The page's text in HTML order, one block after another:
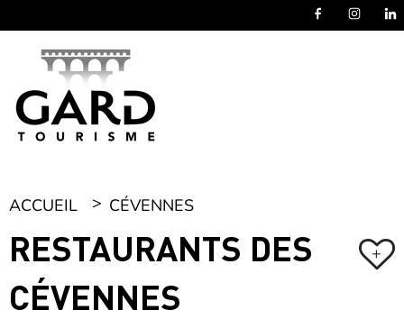
ACCUEIL CÉVENNES
RESTAURANTS DES
CÉVENNES
+